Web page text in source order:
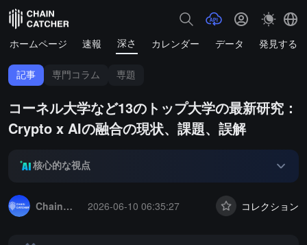
ホームページ 速報 深さ カレンダー データ 発見する
記事 専門コラム 専題
コーネル大学など13のトップ大学の最新研究：
Crypto x AIの融合の現状、課題、誤解
核心的な視点
ChainCatcher セレクション
2026-06-10 06:35:27 コレクション